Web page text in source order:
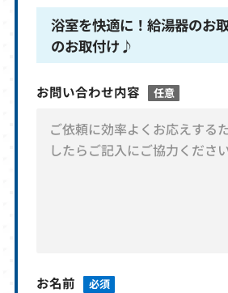
浴室を快適に！給湯器のお
のお取付け♪
お問い合わせ内容 任意
お名前 必須